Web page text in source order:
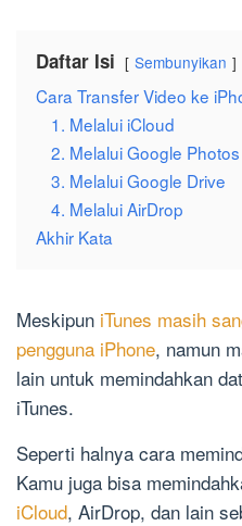
Daftar Isi Sembunyikan
Cara Transfer Video ke
1. Melalui iCloud
2. Melalui Google Photos
3. Melalui Google Drive
4. Melalui AirDrop
Akhir Kata
Meskipun iTunes masih
pengguna iPhone, namun
lain untuk memindahkan
iTunes.
Seperti halnya cara
Kamu juga bisa
iCloud, AirDrop, dan lain